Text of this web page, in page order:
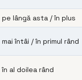
pe lângă asta / în plus
mai întâi / în primul rând
în al doilea rând